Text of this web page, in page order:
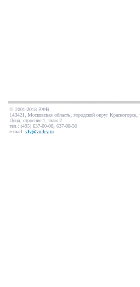
© 2001-2018 ВФВ
143421, Московская область, городской округ
Ленд, строение 1, этаж 2
тел.: (495) 637-00-00, 637-08-50
e-mail: vfv@volley.ru